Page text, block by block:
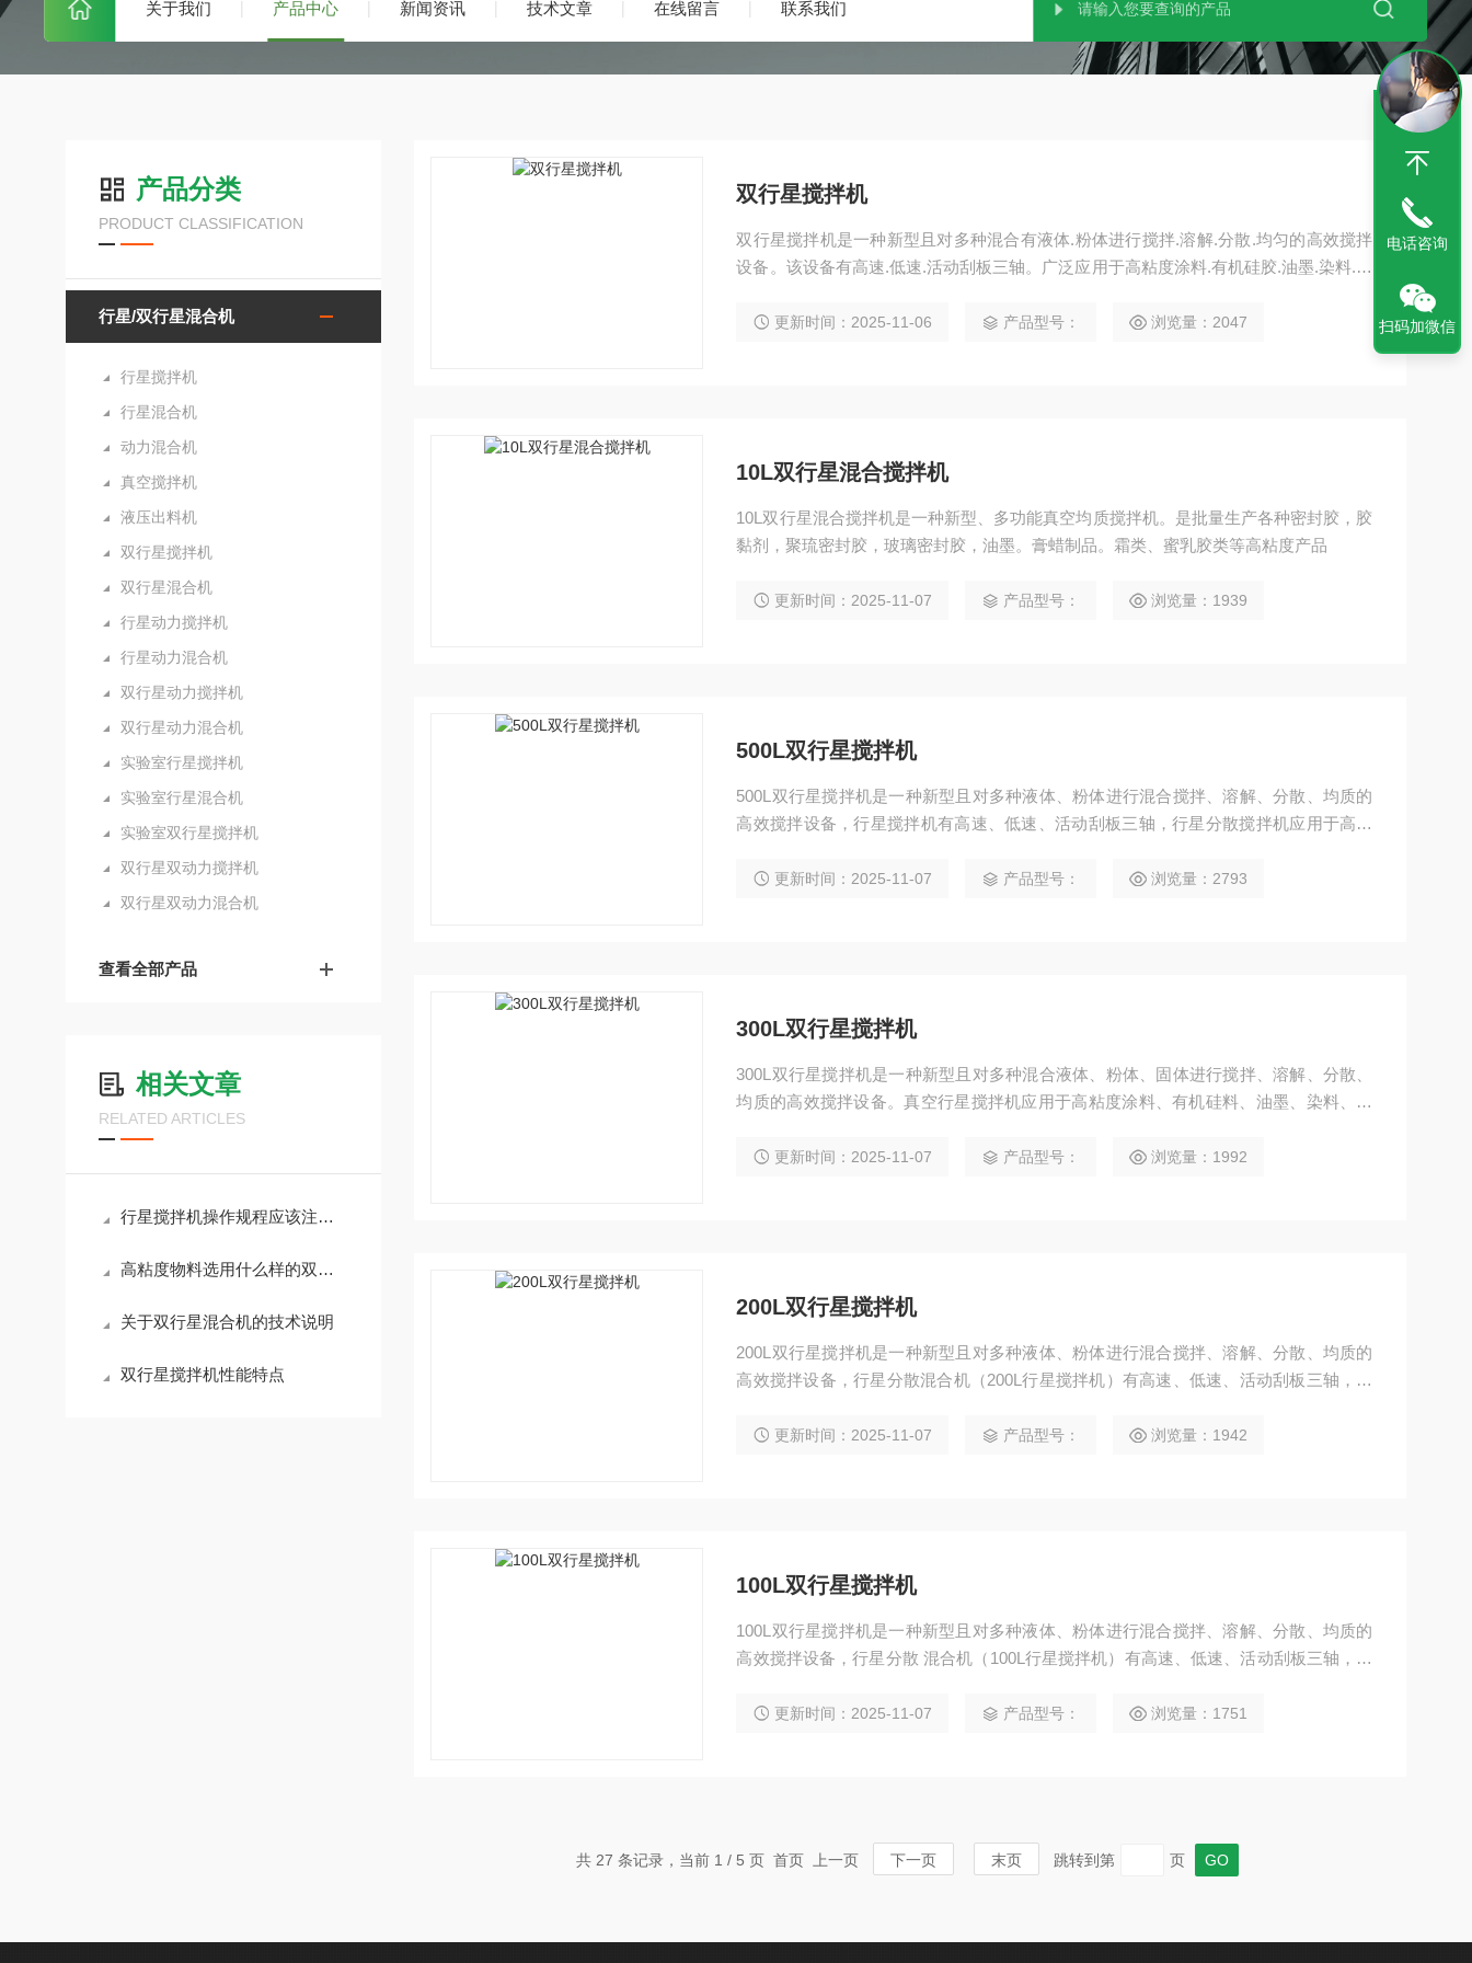
关于我们 产品中心 新闻资讯 技术文章 在线留言 联系我们
产品分类
PRODUCT CLASSIFICATION
行星/双行星混合机
行星搅拌机
行星混合机
动力混合机
真空搅拌机
液压出料机
双行星搅拌机
双行星混合机
行星动力搅拌机
行星动力混合机
双行星动力搅拌机
双行星动力混合机
实验室行星搅拌机
实验室行星混合机
实验室双行星搅拌机
双行星双动力搅拌机
双行星双动力混合机
查看全部产品
相关文章
RELATED ARTICLES
行星搅拌机操作规程应该注意什么？
高粘度物料选用什么样的双行星搅拌机
关于双行星混合机的技术说明
双行星搅拌机性能特点
双行星搅拌机
双行星搅拌机是一种新型且对多种混合有液体.粉体进行搅拌.溶解.分散.均匀的高效搅拌
设备。该设备有高速.低速.活动刮板三轴。广泛应用于高粘度涂料.有机硅胶.油墨.染料.粘
更新时间：2025-11-06 产品型号： 浏览量：2047
10L双行星混合搅拌机
10L双行星混合搅拌机是一种新型、多功能真空均质搅拌机。是批量生产各种密封胶，胶
黏剂，聚琉密封胶，玻璃密封胶，油墨。膏蜡制品。霜类、蜜乳胶类等高粘度产品
更新时间：2025-11-07 产品型号： 浏览量：1939
500L双行星搅拌机
500L双行星搅拌机是一种新型且对多种液体、粉体进行混合搅拌、溶解、分散、均质的
高效搅拌设备，行星搅拌机有高速、低速、活动刮板三轴，行星分散搅拌机应用于高粘
更新时间：2025-11-07 产品型号： 浏览量：2793
300L双行星搅拌机
300L双行星搅拌机是一种新型且对多种混合液体、粉体、固体进行搅拌、溶解、分散、
均质的高效搅拌设备。真空行星搅拌机应用于高粘度涂料、有机硅料、油墨、染料、颜
更新时间：2025-11-07 产品型号： 浏览量：1992
200L双行星搅拌机
200L双行星搅拌机是一种新型且对多种液体、粉体进行混合搅拌、溶解、分散、均质的
高效搅拌设备，行星分散混合机（200L行星搅拌机）有高速、低速、活动刮板三轴，行
粘胶剂等。
更新时间：2025-11-07 产品型号： 浏览量：1942
100L双行星搅拌机
100L双行星搅拌机是一种新型且对多种液体、粉体进行混合搅拌、溶解、分散、均质的
高效搅拌设备，行星分散 混合机（100L行星搅拌机）有高速、低速、活动刮板三轴，行
粘胶剂等。
更新时间：2025-11-07 产品型号： 浏览量：1751
共 27 条记录，当前 1 / 5 页 首页 上一页 下一页 末页 跳转到第 页
电话咨询
扫码加微信